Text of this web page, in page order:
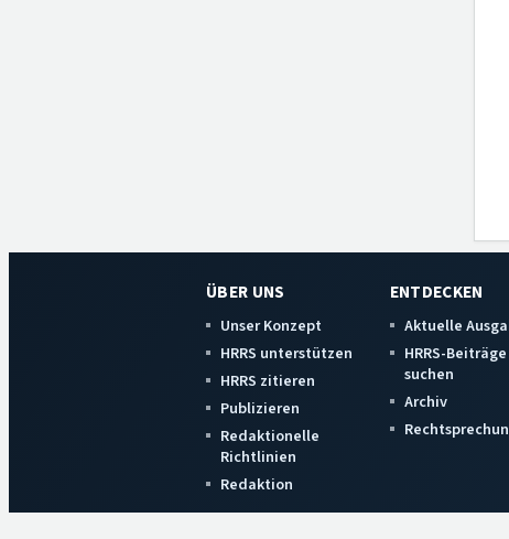
ÜBER UNS
Unser Konzept
HRRS unterstützen
HRRS zitieren
Publizieren
Redaktionelle
Richtlinien
Redaktion
ENTDECKEN
Aktuelle
HRRS-Beiträge
suchen
Archiv